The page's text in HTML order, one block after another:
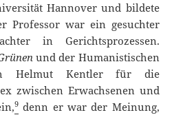
Hannover und bildete
Professor war ein gesuchter
in Gerichtsprozessen.
und der Humanistischen
Helmut Kentler für die
zwischen Erwachsenen und
9 denn er war der Meinung,